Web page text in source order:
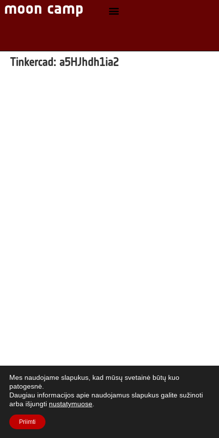
Tinkercad: a5HJhdh1ia2
Mes naudojame slapukus, kad mūsų svetainė būtų kuo
patogesnė.
Daugiau informacijos apie naudojamus slapukus galite sužinoti
arba išjungti nustatymuose
Priimti